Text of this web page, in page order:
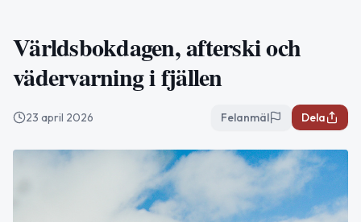
Världsbokdagen, afterski och
vädervarning i fjällen
23 april 2026 Felanmäl Dela